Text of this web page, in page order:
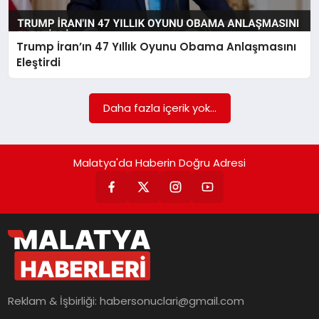
MAGAZIN
TEKNOLOJI
Trump İran’ın 47 Yıllık Oyunu Obama Anlaşmasını
Eleştirdi
Daha fazla içerik yok...
Malatya'da Haberin Doğru Adresi
Reklam & İşbirliği:habersonuclari@gmail.com